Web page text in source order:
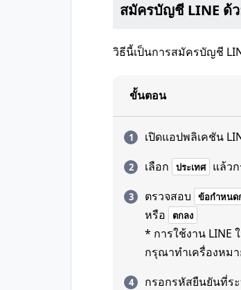
สมัครบัญชี LINE ด้
วิธีนี้เป็นการสมัครบัญชี
ขั้นตอน
เปิดแอปพลิเคชัน
เลือก ประเทศ แล้ว
ตรวจสอบ ข้อกำหนด
หรือ ตกลง
* การใช้งาน LINE
กรุณาทำเครื่องหม
กรอกรหัสยืนยันที่ร